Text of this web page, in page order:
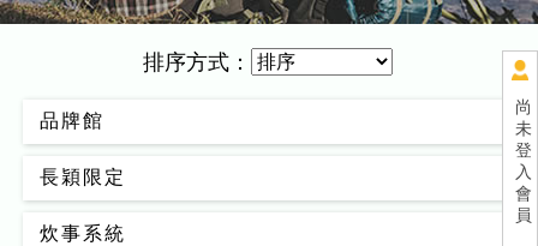
尚
未
登
入
會
員
排序方式：
品牌館
長穎限定
炊事系統